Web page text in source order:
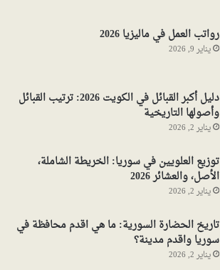
رواتب العمل في ماليزيا 2026
يناير 9, 2026
دليل أكبر القبائل في الكويت 2026: ترتيب القبائل
وأصولها التاريخية
يناير 2, 2026
توزيع العلويين في سوريا: الخريطة الشاملة،
الأصل، والعشائر 2026
يناير 2, 2026
تاريخ الحضارة السورية: ما هي اقدم محافظة في
سوريا واقدم مدينة؟
يناير 2, 2026